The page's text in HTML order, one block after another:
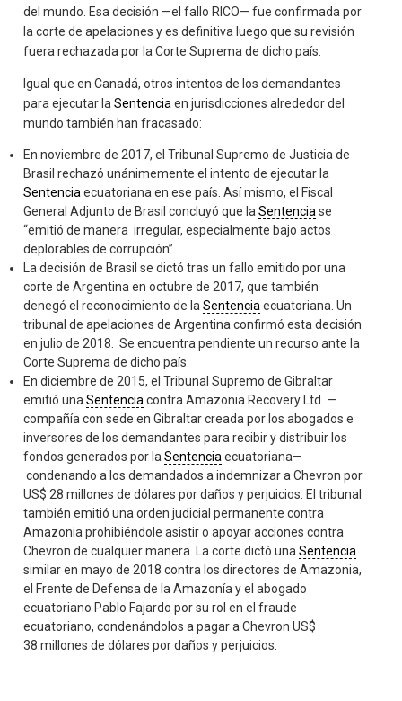
del mundo. Esa decisión —el fallo RICO— fue confirmada por
la corte de apelaciones y es definitiva luego que su revisión
fuera rechazada por la Corte Suprema de dicho país.
Igual que en Canadá, otros intentos de los demandantes
para ejecutar laSentencia en jurisdicciones alrededor del
mundo también han fracasado:
En noviembre de 2017, el Tribunal Supremo de Justicia de
Brasil rechazó unánimemente el intento de ejecutar la
Sentencia ecuatoriana en ese país. Así mismo, el Fiscal
General Adjunto de Brasil concluyó que laSentencia se
“emitió de manera irregular, especialmente bajo actos
deplorables de corrupción”.
La decisión de Brasil se dictó tras un fallo emitido por una
corte de Argentina en octubre de 2017, que también
denegó el reconocimiento de laSentencia ecuatoriana. Un
tribunal de apelaciones de Argentina confirmó esta decisión
en julio de 2018. Se encuentra pendiente un recurso ante la
Corte Suprema de dicho país.
En diciembre de 2015, el Tribunal Supremo de Gibraltar
emitió unaSentencia contra Amazonia Recovery Ltd. —
compañía con sede en Gibraltar creada por los abogados e
inversores de los demandantes para recibir y distribuir los
fondos generados por laSentencia ecuatoriana—
condenando a los demandados a indemnizar a Chevron por
US$ 28 millones de dólares por daños y perjuicios. El tribunal
también emitió una orden judicial permanente contra
Amazonia prohibiéndole asistir o apoyar acciones contra
Chevron de cualquier manera. La corte dictó unaSentencia
similar en mayo de 2018 contra los directores de Amazonia,
el Frente de Defensa de la Amazonía y el abogado
ecuatoriano Pablo Fajardo por su rol en el fraude
ecuatoriano, condenándolos a pagar a Chevron US$
38 millones de dólares por daños y perjuicios.